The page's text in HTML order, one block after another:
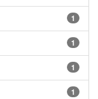
1
1
1
1